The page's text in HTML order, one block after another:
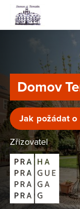
Domov
Jak požádat o
Zřizovatel